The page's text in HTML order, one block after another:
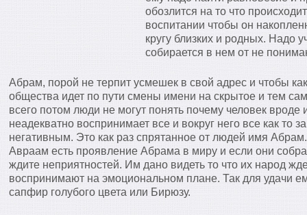
обозлится на то что
воспитании чтобы он
кругу близких и родных. Надо
собирается в нем от не
Абрам, порой не терпит усмешек в свой адрес и чтобы
общества идет по пути смены имени на скрытое и тем
всего потом люди не могут понять почему человек
неадекватно воспринимает все и вокруг него все как то
негативным. Это как раз спрятанное от людей имя
Авраам есть проявление Абрама в миру и если они
ждите неприятностей. Им дано видеть то что их народ
воспринимают на эмоциональном плане. Так для удачи
сапфир голубого цвета или Бирюзу.